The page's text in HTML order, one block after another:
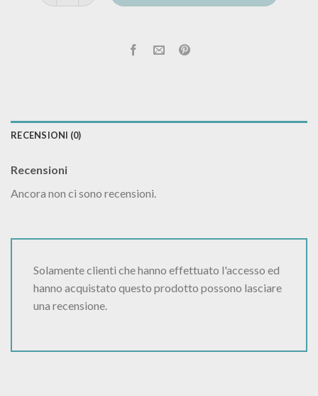
RECENSIONI (0)
Recensioni
Ancora non ci sono recensioni.
Solamente clienti che hanno effettuato l'accesso ed
hanno acquistato questo prodotto possono lasciare
una recensione.